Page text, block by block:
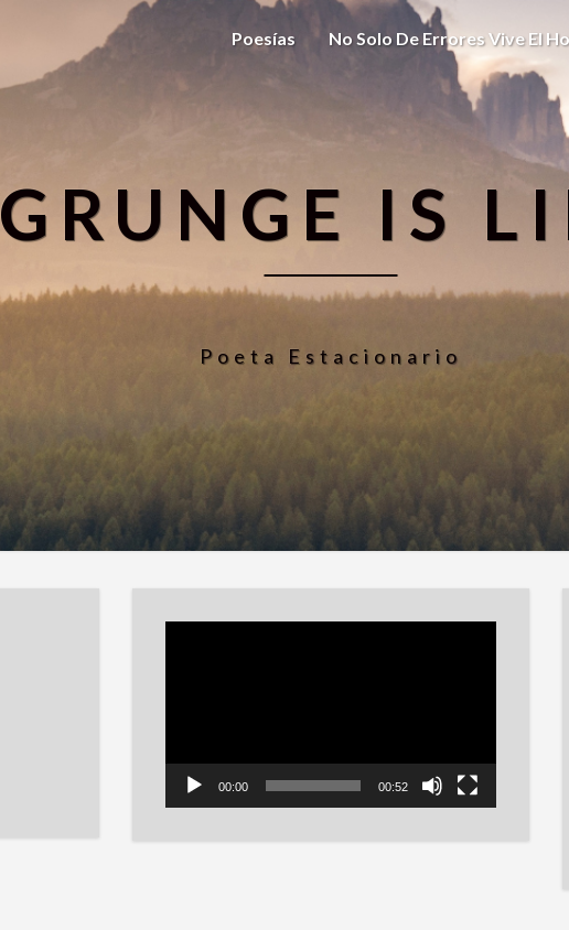
Poesías No Solo De Errores Vive El
GRUNGE IS
Poeta Estacionario
00:00 00:52